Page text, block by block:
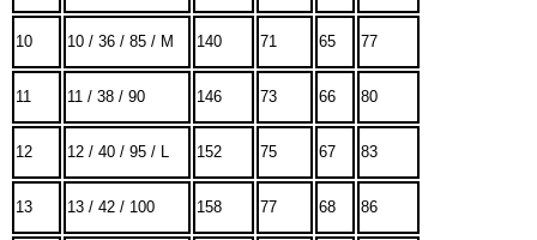
10 10 / 36 / 85 / M 140 71 65 77
11 11 / 38 / 90 146 73 66 80
12 12 / 40 / 95 / L 152 75 67 83
13 13 / 42 / 100 158 77 68 86